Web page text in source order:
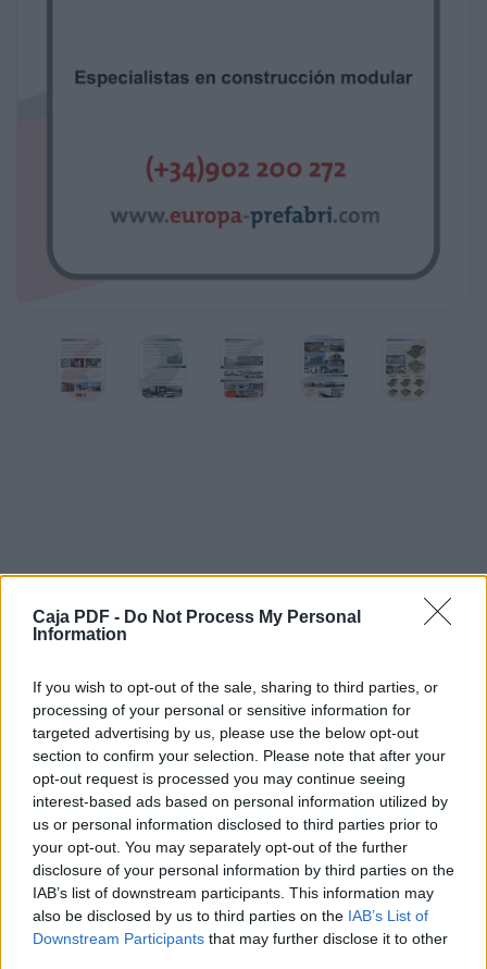
Caja PDF - Do Not Process My Personal
Information
If you wish to opt-out of the sale, sharing to third parties, or
processing of your personal or sensitive information for
targeted advertising by us, please use the below opt-out
section to confirm your selection. Please note that after your
opt-out request is processed you may continue seeing
interest-based ads based on personal information utilized by
us or personal information disclosed to third parties prior to
your opt-out. You may separately opt-out of the further
disclosure of your personal information by third parties on the
IAB’s list of downstream participants. This information may
also be disclosed by us to third parties on the IAB’s List of
Downstream Participants that may further disclose it to other
conforme a la norma internacional de Calidad
con colaboradores, representantes y
distribuidores
repartidos por todo el mundo.
Contamos con un equipo de profesionales
construcción
sus necesidades.
Realizamos la instalación de nuestras
construcciones prefabricadas en cualquier
Europa Prefabri son idóneos para su uso
portátiles, vestuarios, comedores, sanitarios,
viviendas temporales, almacenes…
certificado conforme a la norma internacional
de calidad ISO 9001
y contamos todas las homologaciones y
certificaciones exigidas a nivel europeo.
Ê
Robustez garantizada gracias al armazón en
acero.
Ê
Paredes fácilmente intercambiables en panel
sándwich
recubierto por planchas de acero que
garantizan una buena
apariencia durante muchos años.
Descargar el documento (PDF)
CatÃ¡logo Export B.pdf (PDF, 6.9 MB)